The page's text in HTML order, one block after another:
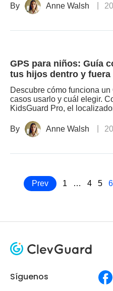
By Anne Walsh
GPS para niños: Guía
tus hijos dentro y fuera
Descubre cómo funciona
casos usarlo y cuál elegir.
KidsGuard Pro, el
By Anne Walsh
Prev 1 … 4 5 6
Síguenos